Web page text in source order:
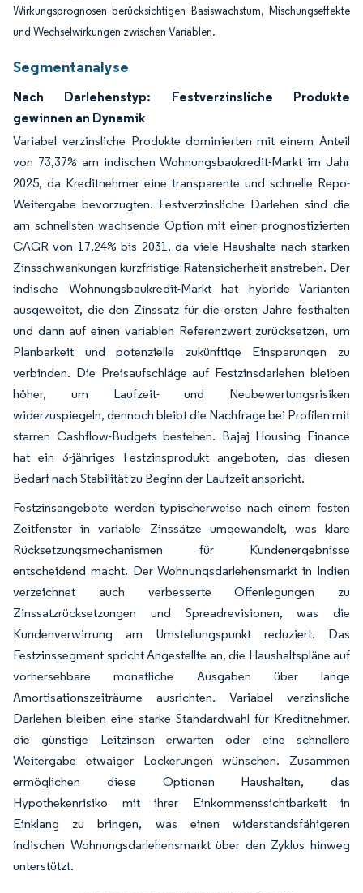
Wirkungsprognosen berücksichtigen Basiswachstum, Mischungseffekte
und Wechselwirkungen zwischen Variablen.
Segmentanalyse
Nach Darlehenstyp: Festverzinsliche Produkte
gewinnen an Dynamik
Variabel verzinsliche Produkte dominierten mit einem Anteil
von 73,37% am indischen Wohnungsbaukredit-Markt im Jahr
2025, da Kreditnehmer eine transparente und schnelle Repo-
Weitergabe bevorzugten. Festverzinsliche Darlehen sind die
am schnellsten wachsende Option mit einer prognostizierten
CAGR von 17,24% bis 2031, da viele Haushalte nach starken
Zinsschwankungen kurzfristige Ratensicherheit anstreben. Der
indische Wohnungsbaukredit-Markt hat hybride Varianten
ausgeweitet, die den Zinssatz für die ersten Jahre festhalten
und dann auf einen variablen Referenzwert zurücksetzen, um
Planbarkeit und potenzielle zukünftige Einsparungen zu
verbinden. Die Preisaufschläge auf Festzinsdarlehen bleiben
höher, um Laufzeit- und Neubewertungsrisiken
widerzuspiegeln, dennoch bleibt die Nachfrage bei Profilen mit
starren Cashflow-Budgets bestehen. Bajaj Housing Finance
hat ein 3-jähriges Festzinsprodukt angeboten, das diesen
Bedarf nach Stabilität zu Beginn der Laufzeit anspricht.
Festzinsangebote werden typischerweise nach einem festen
Zeitfenster in variable Zinssätze umgewandelt, was klare
Rücksetzungsmechanismen für Kundenergebnisse
entscheidend macht. Der Wohnungsdarlehensmarkt in Indien
verzeichnet auch verbesserte Offenlegungen zu
Zinssatzrücksetzungen und Spreadrevisionen, was die
Kundenverwirrung am Umstellungspunkt reduziert. Das
Festzinssegment spricht Angestellte an, die Haushaltspläne auf
vorhersehbare monatliche Ausgaben über lange
Amortisationszeiträume ausrichten. Variabel verzinsliche
Darlehen bleiben eine starke Standardwahl für Kreditnehmer,
die günstige Leitzinsen erwarten oder eine schnellere
Weitergabe etwaiger Lockerungen wünschen. Zusammen
ermöglichen diese Optionen Haushalten, das
Hypothekenrisiko mit ihrer Einkommenssichtbarkeit in
Einklang zu bringen, was einen widerstandsfähigeren
indischen Wohnungsdarlehensmarkt über den Zyklus hinweg
unterstützt.